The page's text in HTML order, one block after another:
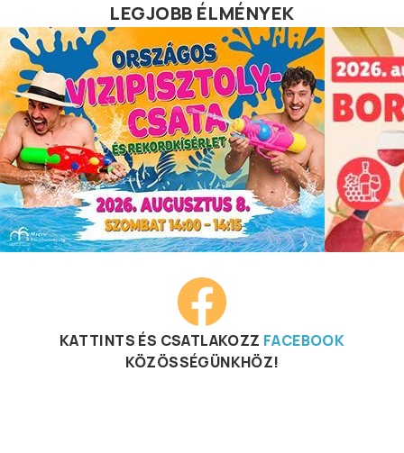
LEGJOBB ÉLMÉNYEK
KATTINTS ÉS CSATLAKOZZ FACEBOOK
KÖZÖSSÉGÜNKHÖZ!